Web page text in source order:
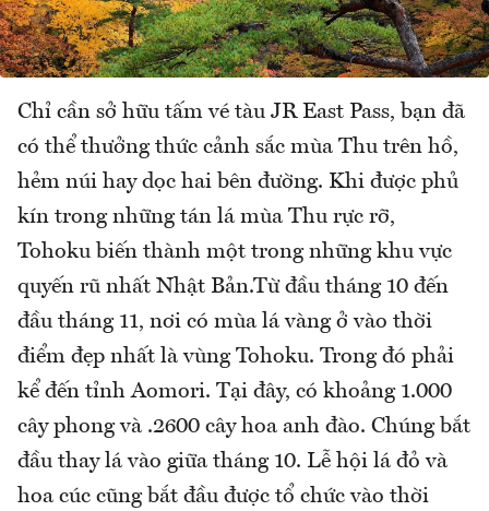
Chỉ cần sở hữu tấm vé tàu JR East Pass, bạn đã
có thể thưởng thức cảnh sắc mùa Thu trên hồ,
hẻm núi hay dọc hai bên đường. Khi được phủ
kín trong những tán lá mùa Thu rực rỡ,
Tohoku biến thành một trong những khu vực
quyến rũ nhất Nhật Bản.Từ đầu tháng 10 đến
đầu tháng 11, nơi có mùa lá vàng ở vào thời
điểm đẹp nhất là vùng Tohoku. Trong đó phải
kể đến tỉnh Aomori. Tại đây, có khoảng 1.000
cây phong và .2600 cây hoa anh đào. Chúng bắt
đầu thay lá vào giữa tháng 10. Lễ hội lá đỏ và
hoa cúc cũng bắt đầu được tổ chức vào thời